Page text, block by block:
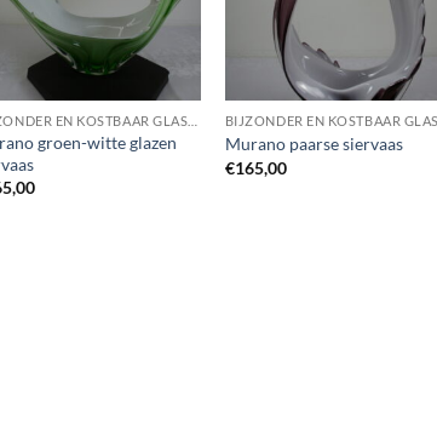
groen-witte glazen
Murano paarse siervaas
€165,00